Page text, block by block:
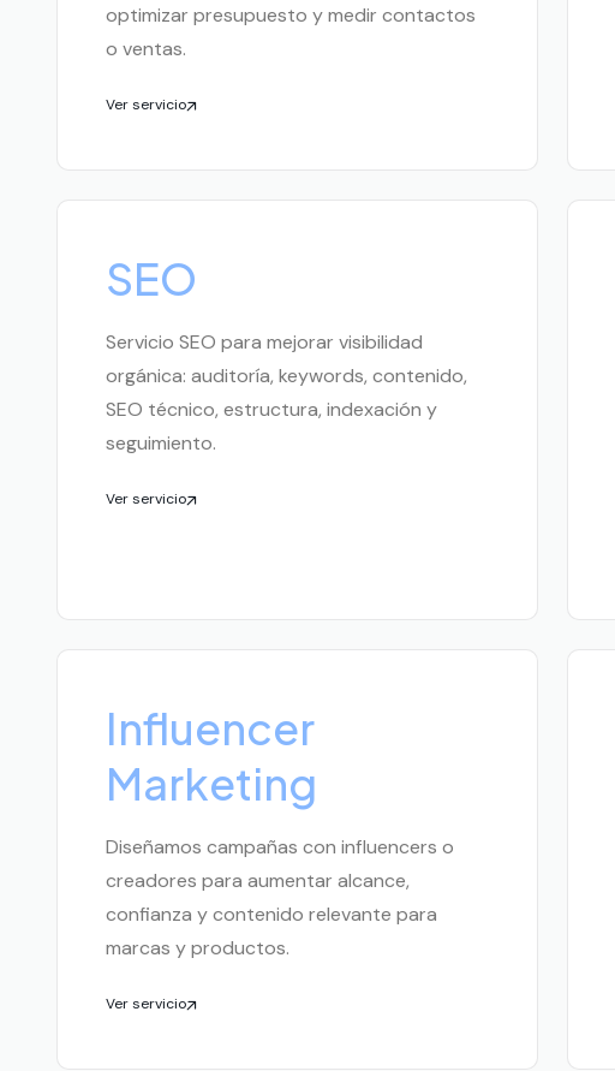
optimizar presupuesto y medir contactos
o ventas.
Ver servicio
SEO
Servicio SEO para mejorar visibilidad
orgánica: auditoría, keywords, contenido,
SEO técnico, estructura, indexación y
seguimiento.
Ver servicio
Influencer
Marketing
Diseñamos campañas con influencers o
creadores para aumentar alcance,
confianza y contenido relevante para
marcas y productos.
Ver servicio